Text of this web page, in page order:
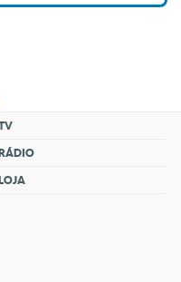
RÁDIO
LOJA